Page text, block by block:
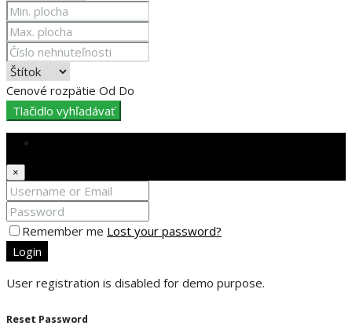
Cenové rozpätie Od Do
Tlačidlo vyhľadávať
×
Remember me Lost your password?
Login
User registration is disabled for demo purpose.
Reset Password